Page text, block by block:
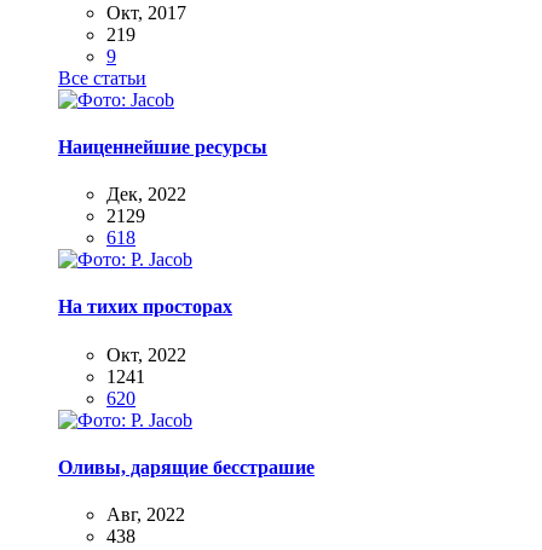
Окт, 2017
219
9
Все статьи
Наиценнейшие ресурсы
Дек, 2022
2129
618
На тихих просторах
Окт, 2022
1241
620
Оливы, дарящие бесстрашие
Авг, 2022
438